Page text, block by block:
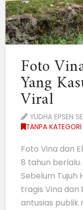
Foto
Yang
Viral
YUDHA EPSEN
TANPA KATEGORI
Foto Vina dan
8 tahun
Sebelum Tujuh
tragis Vina dan
antusias